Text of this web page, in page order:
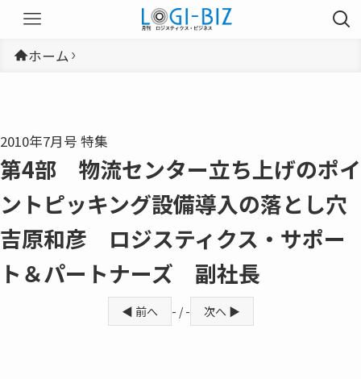
ホーム
2010年7月号 特集
第4部 物流センター立ち上げのポイ
ントピッキング設備導入の落とし穴
吉原和彦 ロジスティクス・サポー
ト＆パートナーズ 副社長
◀ 前へ - / - 次へ ▶